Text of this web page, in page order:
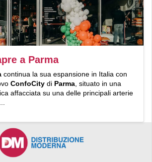
a Parma
continua la sua espansione in Italia con
ConfoCity di Parma , situato in una
affacciata su una delle principali arterie